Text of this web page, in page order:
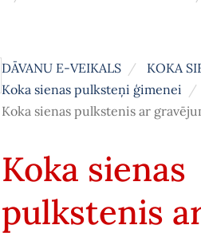
DĀVANU E-VEIKALS
KOKA
Koka sienas pulksteņi ģimenei
Koka sienas pulkstenis ar
Koka sienas
pulkstenis